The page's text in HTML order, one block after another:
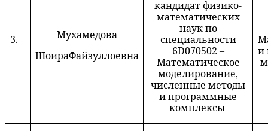
3. Мухамедова
ШоираФайзуллоевна
кандидат физико-
математических
наук по
специальности
6D070502 –
Математическое
моделирование,
численные методы
и программные
комплексы
и